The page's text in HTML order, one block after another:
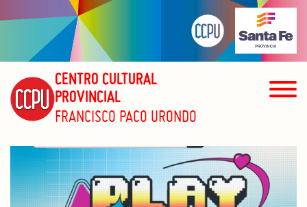
CENTRO CULTURAL
PROVINCIAL
FRANCISCO PACO URONDO